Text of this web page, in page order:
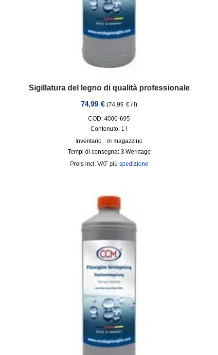
Sigillatura del legno di qualità professionale
74,99 € (74,99 € / )
COD: 4000-695
Contenuto: 1 l
Inventario : In magazzino
Tempi di consegna: 3 Werktage
incl. VAT più spedizione